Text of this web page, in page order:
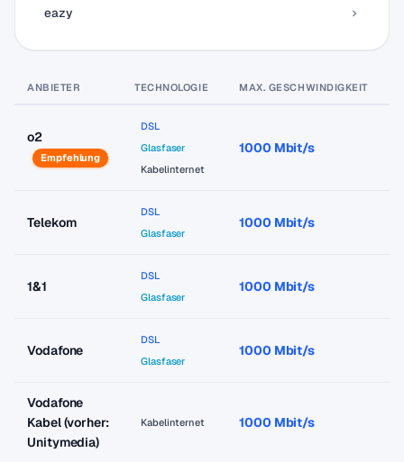
eazy
ANBIETER TECHNOLOGIE MAX. GESCHWINDIGKEIT
o2
Empfehlung
DSL
Glasfaser
Kabelinternet
1000 Mbit/s
Telekom
DSL
Glasfaser
1000 Mbit/s
1&1
DSL
Glasfaser
1000 Mbit/s
Vodafone
DSL
Glasfaser
1000 Mbit/s
Vodafone
Kabel (vorher:
Unitymedia)
Kabelinternet 1000 Mbit/s